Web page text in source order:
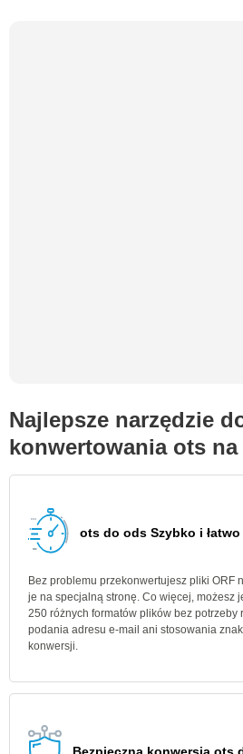
Najlepsze narzędzie
konwertowania ots
ots do ods Szybko i łatwo
Bez problemu przekonwertujesz pliki ORF
je na specjalną stronę. Co więcej, możesz
250 różnych formatów plików bez potrzeby
podania adresu e-mail ani stosowania
konwersji.